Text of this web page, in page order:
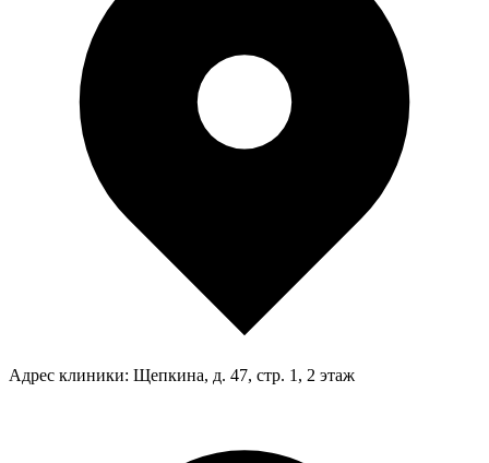
Адрес клиники: Щепкина, д. 47, стр. 1, 2 этаж